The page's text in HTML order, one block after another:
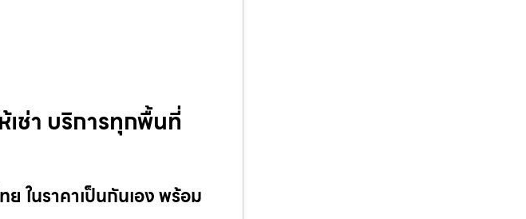
เช่า บริการทุกพื้นที่
ย ในราคาเป็นกันเอง พร้อม